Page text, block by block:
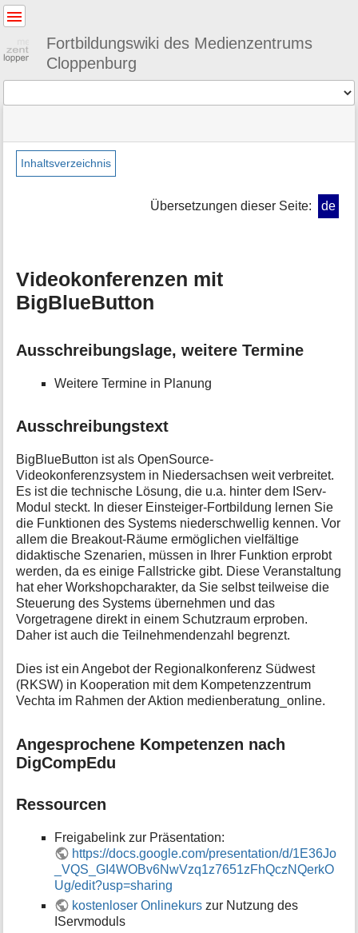
Fortbildungswiki des Medienzentrums
Cloppenburg
befinden
sich
hier:
»
webtools
»
Seiten-
Werkzeuge
f
o
r
t
n
u
r
S
e
i
t
e
Inhaltsverzeichnis
Übersetzungen dieser Seite: de
Videokonferenzen mit
BigBlueButton
Ausschreibungslage, weitere Termine
Weitere Termine in Planung
Ausschreibungstext
BigBlueButton ist als OpenSource-
Videokonferenzsystem in Niedersachsen weit verbreitet.
Es ist die technische Lösung, die u.a. hinter dem IServ-
Modul steckt. In dieser Einsteiger-Fortbildung lernen Sie
die Funktionen des Systems niederschwellig kennen. Vor
allem die Breakout-Räume ermöglichen vielfältige
didaktische Szenarien, müssen in Ihrer Funktion erprobt
werden, da es einige Fallstricke gibt. Diese Veranstaltung
hat eher Workshopcharakter, da Sie selbst teilweise die
Steuerung des Systems übernehmen und das
Vorgetragene direkt in einem Schutzraum erproben.
Daher ist auch die Teilnehmendenzahl begrenzt.
Dies ist ein Angebot der Regionalkonferenz Südwest
(RKSW) in Kooperation mit dem Kompetenzzentrum
Vechta im Rahmen der Aktion medienberatung_online.
Angesprochene Kompetenzen nach
DigCompEdu
Ressourcen
Freigabelink zur Präsentation:
https://docs.google.com/presentation/d/1E36Jo
_VQS_GI4WOBv6NwVzq1z7651zFhQczNQerkO
Ug/edit?usp=sharing
kostenloser Onlinekurs zur Nutzung des
IServmoduls